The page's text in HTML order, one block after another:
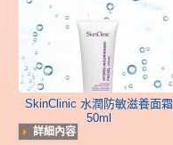
SkinClinic 水潤防敏滋養面霜
50ml
詳細內容